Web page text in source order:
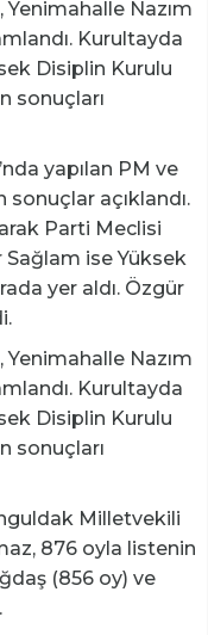
Yenimahalle Nazım
Kurultayda
Disiplin Kurulu
sonuçları
yapılan PM ve
açıklandı.
Parti Meclisi
Sağlam ise Yüksek
yer aldı. Özgür
Yenimahalle Nazım
Kurultayda
Disiplin Kurulu
sonuçları
Milletvekili
876 oyla listenin
(856 oy) ve